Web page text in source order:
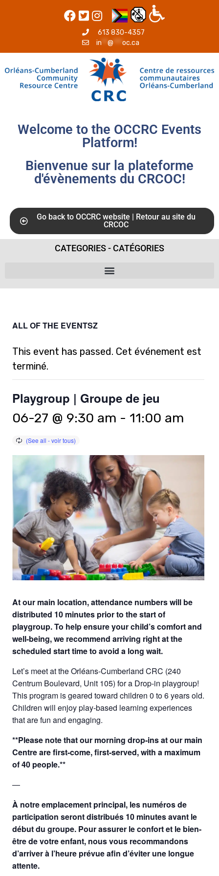
613 830-4357
in ** @***oc.ca
Welcome to the OCCRC Events
Platform!
Bienvenue sur la plateforme
d'évènements du CRCOC!
Go back to OCCRC website | Retour au site du
CRCOC
CATEGORIES - CATÉGORIES
ALL OF THE EVENTSZ
This event has passed. Cet événement est
terminé.
Playgroup | Groupe de jeu
06-27 @ 9:30 am - 11:00 am
At our main location, attendance numbers will be
distributed 10 minutes prior to the start of
playgroup. To help ensure your child’s comfort and
well-being, we recommend arriving right at the
scheduled start time to avoid a long wait.
Let’s meet at the Orléans-Cumberland CRC (240
Centrum Boulevard, Unit 105) for a Drop-in playgroup!
This program is geared toward children 0 to 6 years old.
Children will enjoy play-based learning experiences
that are fun and engaging.
**Please note that our morning drop-ins at our main
Centre are first-come, first-served, with a maximum
of 40 people.**
—
À notre emplacement principal, les numéros de
participation seront distribués 10 minutes avant le
début du groupe. Pour assurer le confort et le bien-
être de votre enfant, nous vous recommandons
d’arriver à l’heure prévue afin d’éviter une longue
attente.